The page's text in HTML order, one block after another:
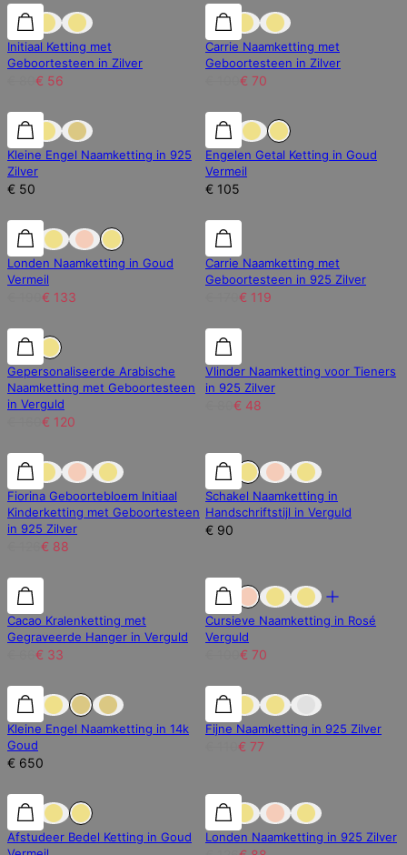
30% korting 30% korting
Initiaal Ketting met
Geboortesteen in Zilver
€ 56
30% korting
Carrie Naamketting met
Geboortesteen in Zilver
€ 70
Kleine Engel Naamketting in 925
Zilver
€ 50
Engelen Getal Ketting in Goud
Vermeil
€ 105
30% korting 30% korting
Londen Naamketting in Goud
Vermeil
€ 133
30% korting
Carrie Naamketting met
Geboortesteen in 925 Zilver
€ 119
25% korting 25% korting
Gepersonaliseerde Arabische
Naamketting met Geboortesteen
in Verguld
€ 120
40% korting
Vlinder Naamketting voor Tieners
in 925 Zilver
€ 48
30% korting 30% korting
Fiorina Geboortebloem Initiaal
Kinderketting met Geboortesteen
in 925 Zilver
€ 88
Schakel Naamketting in
Handschriftstijl in Verguld
€ 90
50% korting 50% korting
Cacao Kralenketting met
Gegraveerde Hanger in Verguld
€ 33
30% korting
Cursieve Naamketting in Rosé
Verguld
€ 70
Kleine Engel Naamketting in 14k
Goud
€ 650
30% korting
Fijne Naamketting in 925 Zilver
€ 77
30% korting 30% korting
Afstudeer Bedel Ketting in Goud
30% korting
Londen Naamketting in 925 Zilver